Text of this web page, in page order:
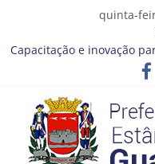
quinta-
Capacitação e inovação
Seu próximo emprego
imagina
Novo curso no Qualifica
Prefeitura de
editais da PNAB